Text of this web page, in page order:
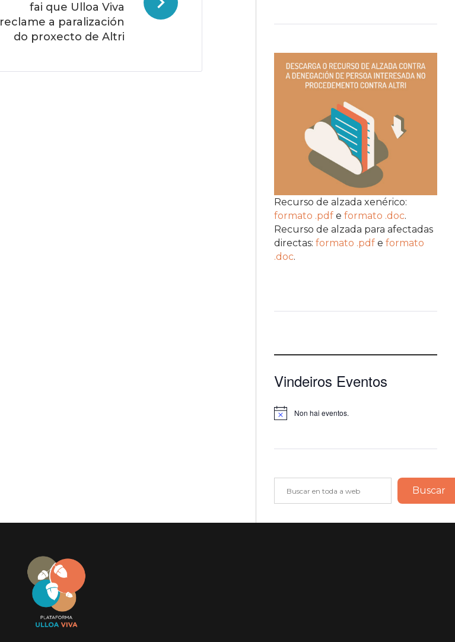
fai que Ulloa Viva
reclame a paralización
do proxecto de Altri
Recurso de alzada xenérico:
formato .pdf e formato .doc.
Recurso de alzada para afectadas
directas: formato .pdf e formato
.doc.
Vindeiros Eventos
Notice Non hai eventos.
Buscar